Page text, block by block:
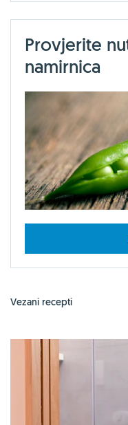
Provjerite
namirnica
Vezani recepti